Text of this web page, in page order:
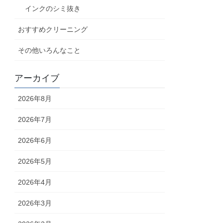
インクのシミ抜き
おすすめクリーニング
その他いろんなこと
アーカイブ
2026年8月
2026年7月
2026年6月
2026年5月
2026年4月
2026年3月